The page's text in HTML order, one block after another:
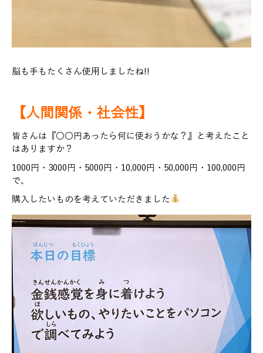
脳も手もたくさん使用しましたね!!
【人間関係・社会性】
皆さんは『〇〇円あったら何に使おうかな？』と考えたこと
はありますか？
1000円・3000円・5000円・10,000円・50,000円・100,000円
で、
購入したいものを考えていただきました